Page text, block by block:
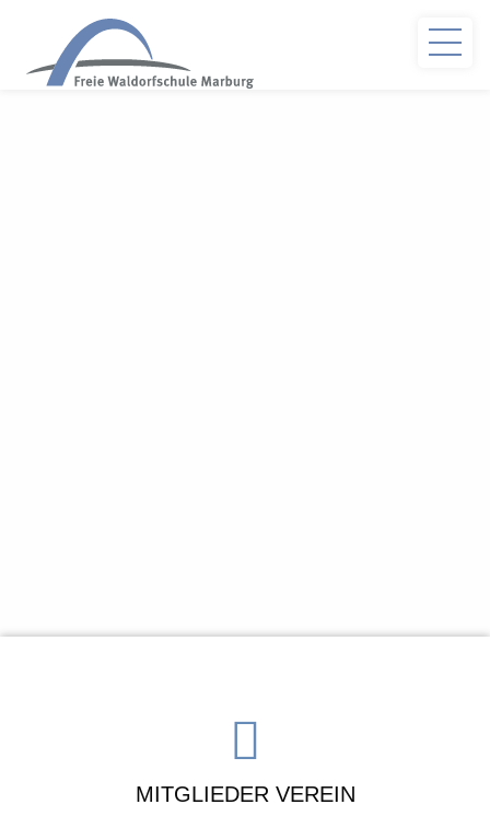
MITGLIEDER VEREIN